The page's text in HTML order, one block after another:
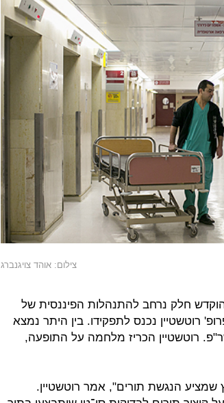
צילום: אוהד צויגנברג
חלק נרחב להתנהלות הפיננסית של
רוטשטיין נכנס לתפקידו. בין היתר נמצא
השר"פ. רוטשטיין הכריז מלחמה על התופעה,
הנגשת תורים", אמר רוטשטיין.